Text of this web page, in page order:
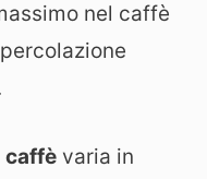
nel caffè
caffè varia in